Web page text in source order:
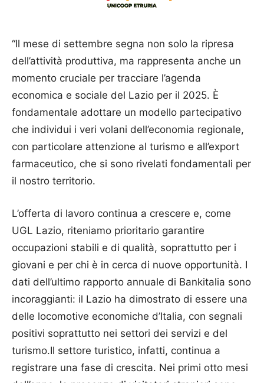
“Il mese di settembre segna non solo la ripresa
dell’attività produttiva, ma rappresenta anche un
momento cruciale per tracciare l’agenda
economica e sociale del Lazio per il 2025. È
fondamentale adottare un modello partecipativo
che individui i veri volani dell’economia regionale,
con particolare attenzione al turismo e all’export
farmaceutico, che si sono rivelati fondamentali per
il nostro territorio.
L’offerta di lavoro continua a crescere e, come
UGL Lazio, riteniamo prioritario garantire
occupazioni stabili e di qualità, soprattutto per i
giovani e per chi è in cerca di nuove opportunità. I
dati dell’ultimo rapporto annuale di Bankitalia sono
incoraggianti: il Lazio ha dimostrato di essere una
delle locomotive economiche d’Italia, con segnali
positivi soprattutto nei settori dei servizi e del
turismo.Il settore turistico, infatti, continua a
registrare una fase di crescita. Nei primi otto mesi